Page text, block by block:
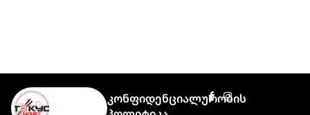
Კონფიდენციალურობის